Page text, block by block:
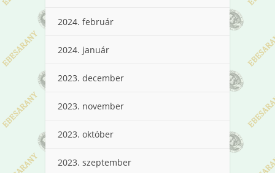
2024. február
2024. január
2023. december
2023. november
2023. október
2023. szeptember